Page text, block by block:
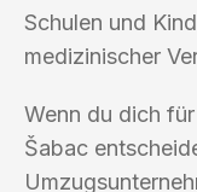
Schulen und
medizinischer
Wenn du dich
Šabac